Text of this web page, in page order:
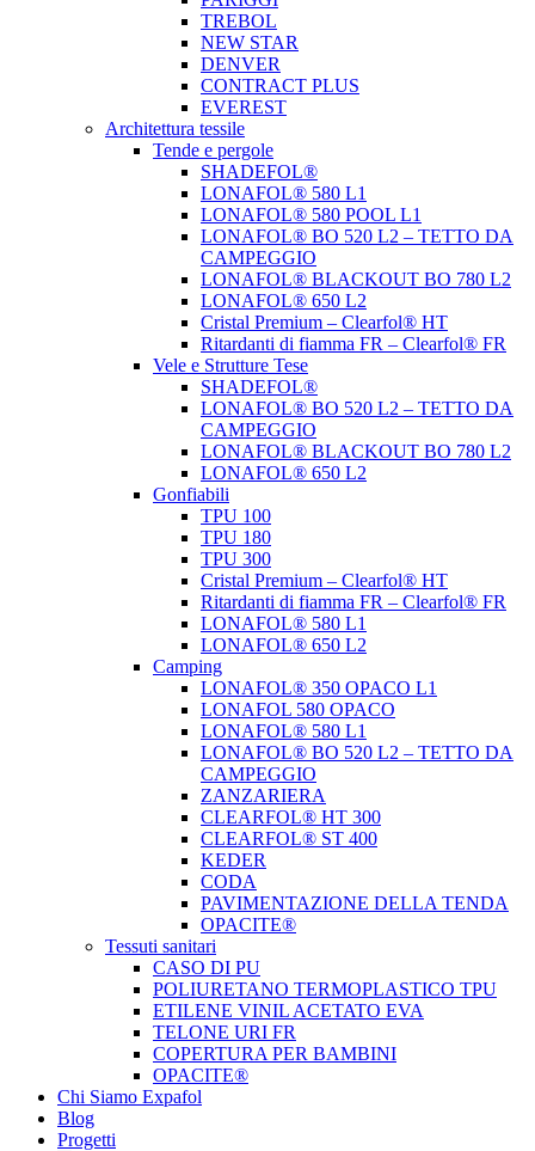
TREBOL
NEW STAR
DENVER
CONTRACT PLUS
EVEREST
Architettura tessile
Tende e pergole
SHADEFOL®
LONAFOL® 580 L1
LONAFOL® 580 POOL L1
LONAFOL® BO 520 L2 – TETTO DA
CAMPEGGIO
LONAFOL® BLACKOUT BO 780 L2
LONAFOL® 650 L2
Cristal Premium – Clearfol® HT
Ritardanti di fiamma FR – Clearfol® FR
Vele e Strutture Tese
SHADEFOL®
LONAFOL® BO 520 L2 – TETTO DA
CAMPEGGIO
LONAFOL® BLACKOUT BO 780 L2
LONAFOL® 650 L2
Gonfiabili
TPU 100
TPU 180
TPU 300
Cristal Premium – Clearfol® HT
Ritardanti di fiamma FR – Clearfol® FR
LONAFOL® 580 L1
LONAFOL® 650 L2
Camping
LONAFOL® 350 OPACO L1
LONAFOL 580 OPACO
LONAFOL® 580 L1
LONAFOL® BO 520 L2 – TETTO DA
CAMPEGGIO
ZANZARIERA
CLEARFOL® HT 300
CLEARFOL® ST 400
KEDER
CODA
PAVIMENTAZIONE DELLA TENDA
OPACITE®
Tessuti sanitari
CASO DI PU
POLIURETANO TERMOPLASTICO TPU
ETILENE VINIL ACETATO EVA
TELONE URI FR
COPERTURA PER BAMBINI
OPACITE®
Chi Siamo Expafol
Blog
Progetti